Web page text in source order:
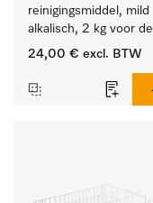
reinigingsmiddel, mild
alkalisch, 2 kg voor de
reiniging van sterk
bestek en glazen.
24,00 € excl. BTW